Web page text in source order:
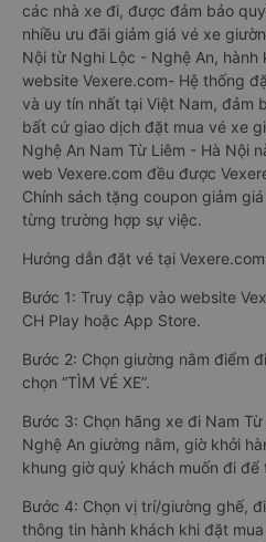
các nhà xe đi, được đảm bảo
nhiều ưu đãi giảm giá vé xe
Nội từ Nghi Lộc - Nghệ An,
website Vexere.com- Hệ thống
và uy tín nhất tại Việt Nam, đảm
bất cứ giao dịch đặt mua vé xe
Nghệ An Nam Từ Liêm - Hà Nội
web Vexere.com đều được
Chính sách tặng coupon giảm
từng trường hợp sự việc.
Hướng dẫn đặt vé tại
Bước 1: Truy cập vào website
CH Play hoặc App Store.
Bước 2: Chọn giường nằm điểm
chọn “TÌM VÉ XE”.
Bước 3: Chọn hãng xe đi Nam
Nghệ An giường nằm, giờ khởi
khung giờ quý khách muốn đi để
Bước 4: Chọn vị trí/giường ghế,
thông tin hành khách khi đặt